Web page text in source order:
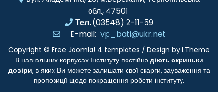
обл., 47501
Тел.(03548) 2-11-59
E-mail: vp_bati@ukr.net
Copyright © Free Joomla! 4 templates / Design by LTheme
В навчальних корпусах Інституту постійнодіють скриньки
довіри, в яких Ви можете залишати свої скарги, зауваження та
пропозиції щодо покращення роботи інституту.